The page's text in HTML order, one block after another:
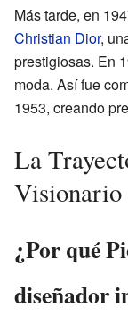
Más tarde, en
Christian Dior,
prestigiosas. En
moda. Así fue
1953, creando
La
Visionario
¿Por qué
diseñador